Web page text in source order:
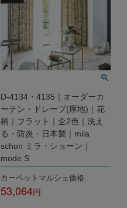
D-4134・4135｜オーダーカ
ーテン・ドレープ(厚地)｜花
柄｜フラット｜全2色｜洗え
る・防炎・日本製｜mila
schon ミラ・ショーン｜
mode S
カーペットマルシェ価格
53,064